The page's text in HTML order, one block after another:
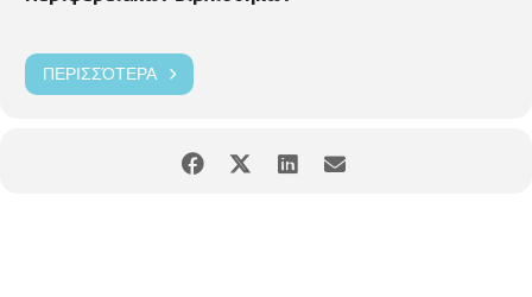
ΠΕΡΙΣΣΌΤΕΡΑ